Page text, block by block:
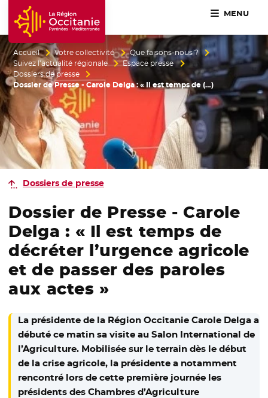
Accueil Région Occitanie / Pyrénées-Méditerranée
MENU
Accueil Votre collectivité
Que faisons-nous ?
Suivez l’actualité régionale
Espace presse
Dossiers de presse
Dossier de Presse - Carole Delga : « Il est temps de (…)
Dossiers de presse
Dossier de Presse - Carole
Delga : « Il est temps de
décréter l’urgence agricole
et de passer des paroles
aux actes »
La présidente de la Région Occitanie Carole Delga a
débuté ce matin sa visite au Salon International de
l’Agriculture. Mobilisée sur le terrain dès le début
de la crise agricole, la présidente a notamment
rencontré lors de cette première journée les
présidents des Chambres d’Agriculture